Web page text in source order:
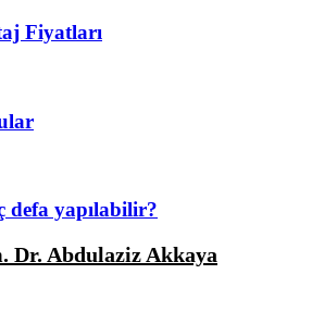
Fiyatları
defa yapılabilir?
Dr. Abdulaziz Akkaya